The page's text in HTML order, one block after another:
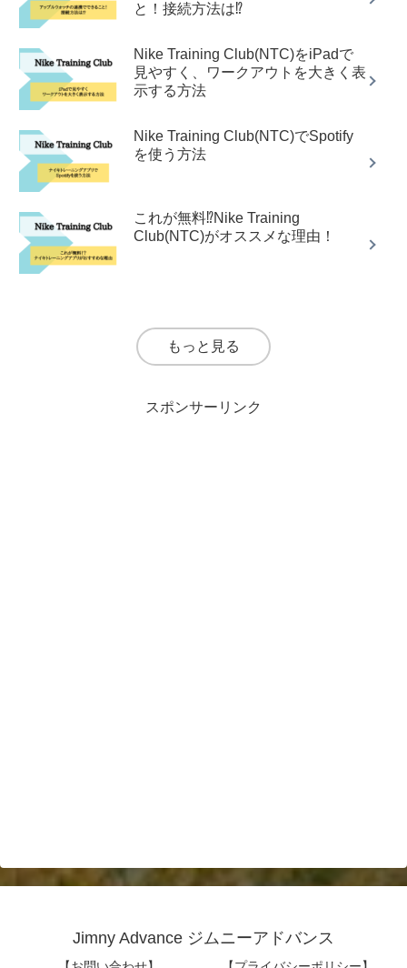
と！接続方法は⁉︎
Nike Training Club(NTC)をiPadで
見やすく、ワークアウトを大きく表
示する方法
Nike Training Club(NTC)でSpotify
を使う方法
これが無料⁉︎Nike Training
Club(NTC)がオススメな理由！
もっと見る
スポンサーリンク
Jimny Advance ジムニーアドバンス